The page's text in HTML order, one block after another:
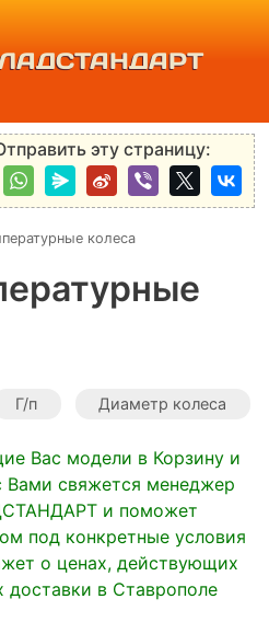
эту страницу:
колеса
Г/п Диаметр колеса
Вас модели в Корзину и
свяжется менеджер
и поможет
под конкретные условия
о ценах, действующих
доставки в Ставрополе